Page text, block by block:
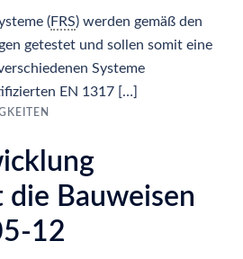
(FRS) werden gemäß den
getestet und sollen somit eine
Systeme
EN 1317 […]
Bauweisen
12